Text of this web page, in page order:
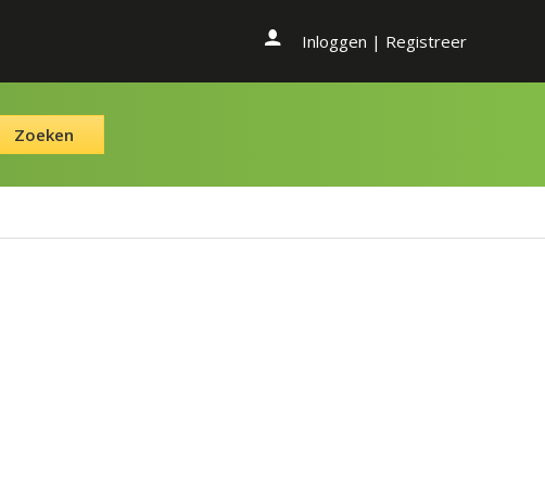
Inloggen | Registreer
Zoeken